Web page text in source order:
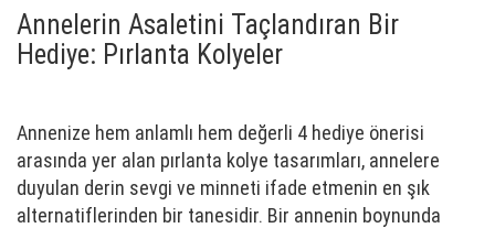
Annelerin Asaletini Taçlandıran Bir
Hediye: Pırlanta Kolyeler
Annenize hem anlamlı hem değerli 4 hediye önerisi
arasında yer alan pırlanta kolye tasarımları, annelere
duyulan derin sevgi ve minneti ifade etmenin en şık
alternatiflerinden bir tanesidir. Bir annenin boynunda